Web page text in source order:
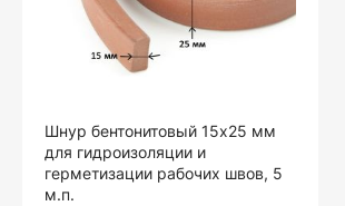
Шнур бентонитовый 15х25 мм
для гидроизоляции и
герметизации рабочих швов, 5
м.п.